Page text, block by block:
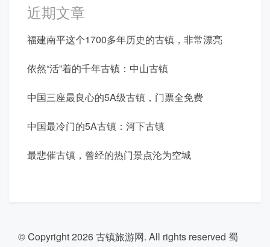
近期文章
福建南平这个1700多年历史的古镇，非常漂亮
依然“活”着的千年古镇：中山古镇
中国三座最良心的5A级古镇，门票全免费
中国最冷门的5A古镇：河下古镇
最悲催古镇，曾经的热门景点沦为空城
© Copyright 2026古镇旅游网. All rights reserved 蜀